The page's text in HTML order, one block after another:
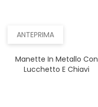
ANTEPRIMA
Manette In Metallo Con
Lucchetto E Chiavi